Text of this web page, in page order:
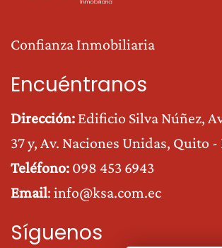
Confianza Inmobiliaria
Encuéntranos
Dirección: Edificio Silva Núñez,
37 y, Av. Naciones Unidas, Quito -
Teléfono: 098 453 6943
Email: info@ksa.com.ec
Síguenos